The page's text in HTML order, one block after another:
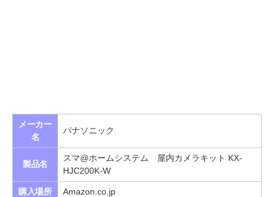
メーカー
名
パナソニック
製品名
スマ@ホームシステム 屋内カメラキット KX-
HJC200K-W
購入場所 Amazon.co.jp